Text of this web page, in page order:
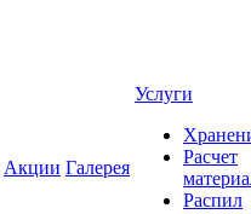
Акции Галерея
Услуги
Расчет
Распил